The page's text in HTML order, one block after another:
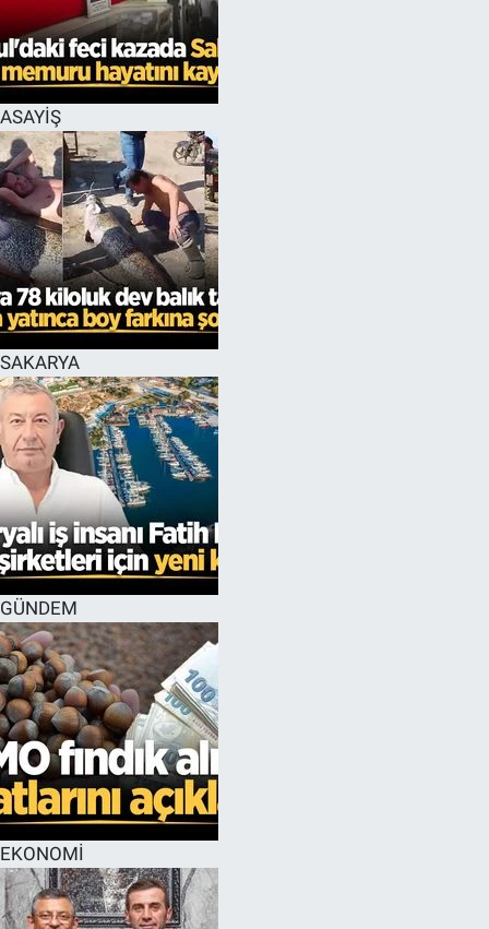
ASAYİŞ
SAKARYA
GÜNDEM
EKONOMİ
EĞİTİM
MAGAZİN
ÖZEL HABER
HALK54 PANORAMA